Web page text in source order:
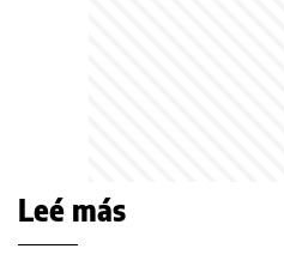
Leé más